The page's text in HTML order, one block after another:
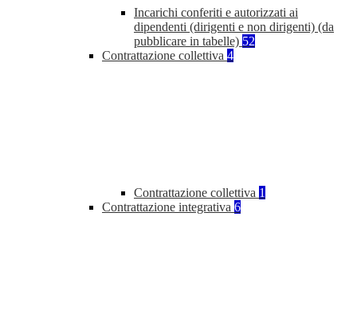
Incarichi conferiti e autorizzati ai
dipendenti (dirigenti e non dirigenti) (da
pubblicare in tabelle) 52
Contrattazione collettiva 4
Contrattazione collettiva 1
Contrattazione integrativa 6